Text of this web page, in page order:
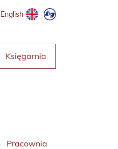
English
Księgarnia
Pracownia